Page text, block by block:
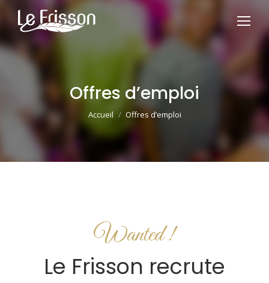
Offres d’emploi
Vous êtes ici :
Accueil Offres d’emploi
Wanted !
Le Frisson recrute